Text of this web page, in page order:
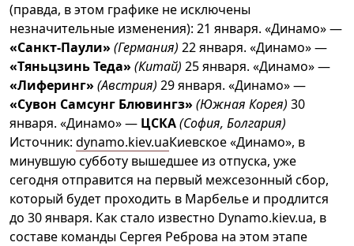
(правда, в этом графике не исключены
незначительные изменения): 21 января. «Динамо» —
«Санкт-Паули»(Германия) 22 января. «Динамо» —
«Тяньцзинь Теда»(Китай) 25 января. «Динамо» —
«Лиферинг»(Австрия) 29 января. «Динамо» —
«Сувон Самсунг Блювингз»(Южная Корея) 30
января. «Динамо» — ЦСКА(София, Болгария)
Источник: dynamo.kiev.uaКиевское «Динамо», в
минувшую субботу вышедшее из отпуска, уже
сегодня отправится на первый межсезонный сбор,
который будет проходить в Марбелье и продлится
до 30 января. Как стало известно Dynamo.kiev.ua, в
составе команды Сергея Реброва на этом этапе